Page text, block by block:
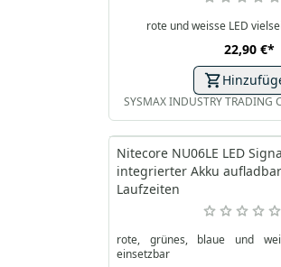
rote und weisse LED
22,90 €*
SYSMAX INDUSTRY TRADING
Nitecore NU06LE LED
integrierter Akku
Laufzeiten
rote, grünes, blaue und
einsetzbar